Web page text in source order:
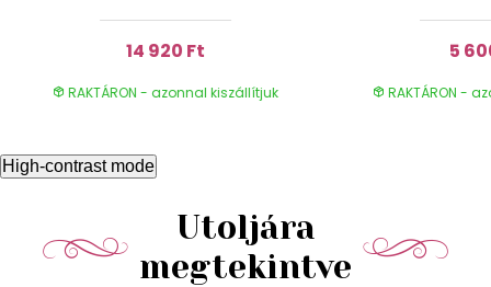
14 920 Ft
RAKTÁRON - azonnal kiszállítjuk
5
RAKTÁRON -
High-contrast mode
Utoljára
megtekintve